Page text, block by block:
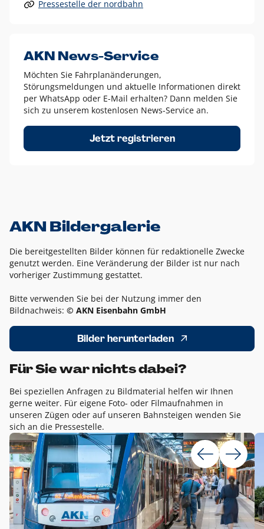
Alle anderen Logo-Varianten dürfen nur in Ausnahmefällen
Diese Ausnahmen sind zum Beispiel:
dem AKN Blau,
weißes Logo auf Fotohintergründen,
schwarzes Logo für reine Schwarz-Weiß-Umsetzungen
Um das Logo herum muss ein Schutzraum von jeweils einer
Höhe bzw. Breite des N aus AKN in alle Richtungen
Pressestelle der nordbahn
AKN News-Service
Möchten Sie Fahrplanänderungen,
Störungsmeldungen und aktuelle Informationen direkt
per WhatsApp oder E-Mail erhalten? Dann melden Sie
sich zu unserem kostenlosen News-Service an.
Jetzt registrieren
AKN Bildergalerie
Die bereitgestellten Bilder können für redaktionelle Zwecke
genutzt werden. Eine Veränderung der Bilder ist nur nach
vorheriger Zustimmung gestattet.
Bitte verwenden Sie bei der Nutzung immer den
Bildnachweis: © AKN Eisenbahn GmbH
Bilder herunterladen
Für Sie war nichts dabei?
Bei speziellen Anfragen zu Bildmaterial helfen wir Ihnen
gerne weiter. Für eigene Foto- oder Filmaufnahmen in
unseren Zügen oder auf unseren Bahnsteigen wenden Sie
sich an die Pressestelle.